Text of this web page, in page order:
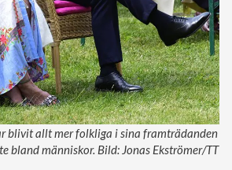
blivit allt mer folkliga i sina framträdanden
bland människor. Bild: Jonas Ekströmer/TT